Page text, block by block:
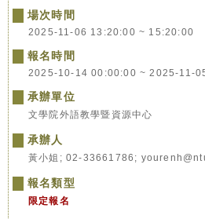
場次時間
2025-11-06 13:20:00 ~ 15:20:00
報名時間
2025-10-14 00:00:00 ~ 2025-11-
承辦單位
文學院外語教學暨資源中心
承辦人
黃小姐; 02-33661786;
報名類型
限定報名